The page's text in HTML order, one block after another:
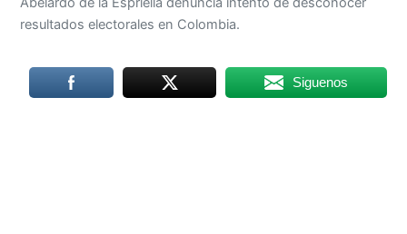
resultados electorales en Colombia.
Siguenos